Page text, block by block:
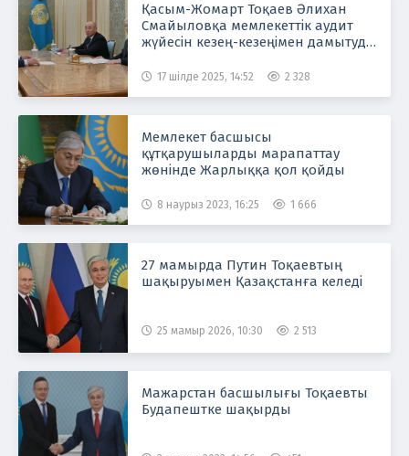
Қасым-Жомарт Тоқаев Әлихан
Смайыловқа мемлекеттік аудит
жүйесін кезең-кезеңімен дамытуды
17 шілде 2025, 14:52 2 328
Мемлекет басшысы
құтқарушыларды марапаттау
жөнінде Жарлыққа қол қойды
8 наурыз 2023, 16:25 1 666
27 мамырда Путин Тоқаевтың
шақыруымен Қазақстанға келеді
25 мамыр 2026, 10:30 2 513
Мажарстан басшылығы Тоқаевты
Будапештке шақырды